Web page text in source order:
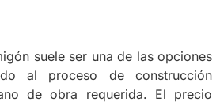
suele ser una de las opciones
al proceso de construcción
de obra requerida. El precio